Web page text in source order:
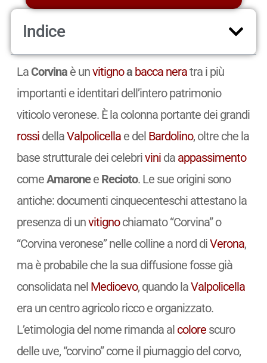
Indice
La Corvinaè unvitignoa bacca neratra i più
importanti e identitari dell’intero patrimonio
viticolo veronese. È la colonna portante dei grandi
rossidellaValpolicellae del Bardolino, oltre che la
base strutturale dei celebrivinida appassimento
comeAmaronee Recioto. Le sue origini sono
antiche: documenti cinquecenteschi attestano la
presenza di unvitignochiamato “Corvina” o
“Corvina veronese” nelle colline a nord diVerona,
ma è probabile che la sua diffusione fosse già
consolidata nel Medioevo, quando laValpolicella
era un centro agricolo ricco e organizzato.
L’etimologia del nome rimanda al colorescuro
delle uve, “corvino” come il piumaggio del corvo,